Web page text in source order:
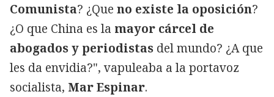
Comunista? ¿Que no existe la oposición?
¿O que China es la mayor cárcel de
abogados y periodistas del mundo? ¿A que
les da envidia?", vapuleaba a la portavoz
socialista, Mar Espinar.